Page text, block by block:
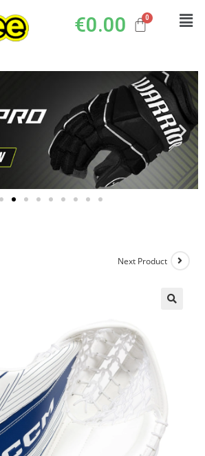
€0.00
Next Product